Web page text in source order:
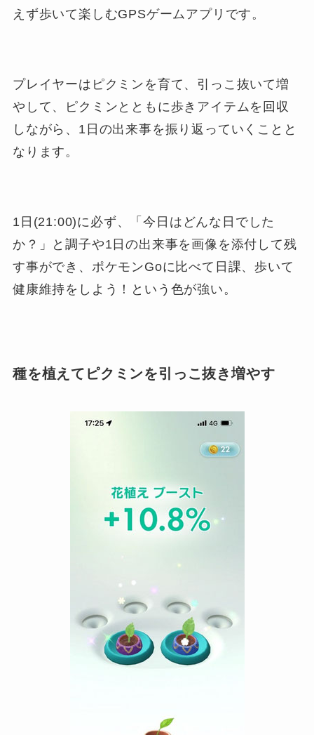
えず歩いて楽しむGPSゲームアプリです。
プレイヤーはピクミンを育て、引っこ抜いて増
やして、ピクミンとともに歩きアイテムを回収
しながら、1日の出来事を振り返っていくことと
なります。
1日(21:00)に必ず、「今日はどんな日でした
か？」と調子や1日の出来事を画像を添付して残
す事ができ、ポケモンGoに比べて日課、歩いて
健康維持をしよう！という色が強い。
種を植えてピクミンを引っこ抜き増やす